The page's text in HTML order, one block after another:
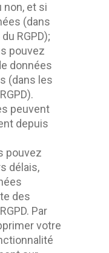
et si
(dans
RGPD);
pouvez
données
(dans les
peuvent
depuis
pouvez
délais,
des
Par
votre